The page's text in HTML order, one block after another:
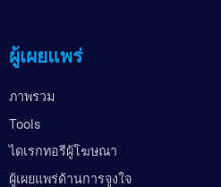
ผู้เผยแพร่
ภาพรวม
Tools
ไดเรกทอรีผู้โฆษณา
ผู้เผยแพร่ด้านการจูงใจ